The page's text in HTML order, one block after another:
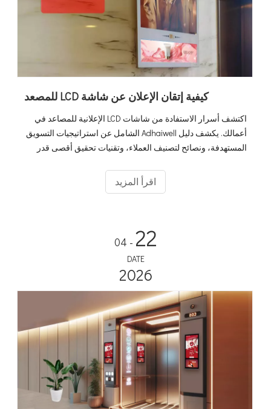
كيفية إتقان الإعلان عن شاشة LCD للمصعد
اكتشف أسرار الاستفادة من شاشات LCD الإعلانية للمصاعد في
أعمالك. يكشف دليل Adhaiwell الشامل عن استراتيجيات التسويق
المستهدفة، ونصائح لتصنيف العملاء، وتقنيات تحقيق أقصى قدر
اقرأ المزيد
22
- 04
DATE
2026